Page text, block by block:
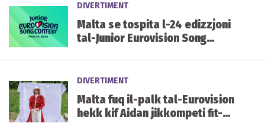
DIVERTIMENT
Malta se tospita l-24 edizzjoni
tal-Junior Eurovision Song
DIVERTIMENT
Malta fuq il-palk tal-Eurovision
hekk kif Aidan jikkompeti fit-